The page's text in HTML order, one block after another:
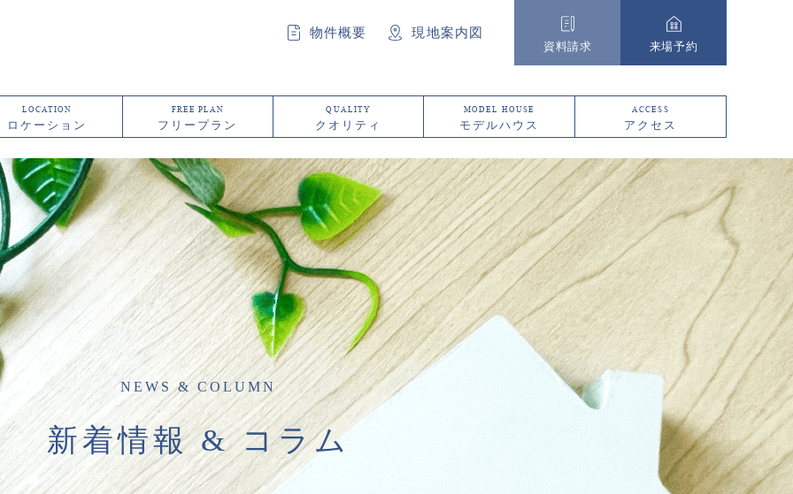
物件概要 現地案内図
資料請求 来場予約
LOCATION
ロケーション
FREE PLAN
フリープラン
QUALITY
クオリティ
MODEL HOUSE
モデルハウス
ACCESS
アクセス
NEWS & COLUMN
新着情報 & コラム